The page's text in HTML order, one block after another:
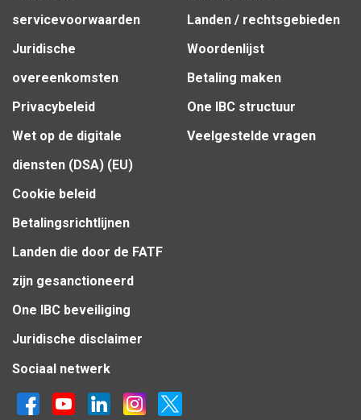
servicevoorwaarden
Juridische
overeenkomsten
Privacybeleid
Wet op de digitale
diensten (DSA) (EU)
Cookie beleid
Betalingsrichtlijnen
Landen die door de FATF
zijn gesanctioneerd
One IBC beveiliging
Juridische disclaimer
Landen / rechtsgebieden
Woordenlijst
Betaling maken
One IBC structuur
Veelgestelde vragen
Sociaal netwerk